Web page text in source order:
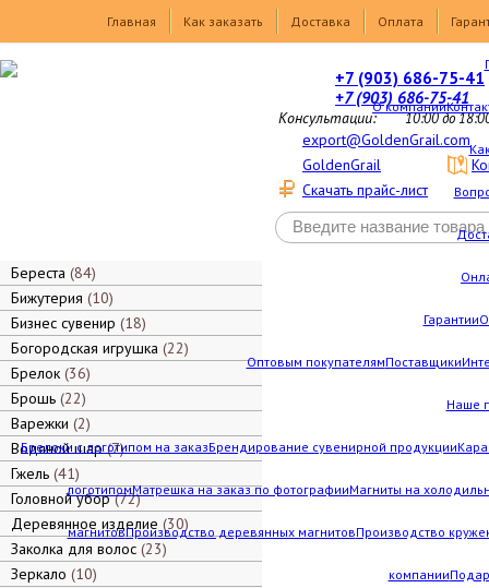
Главная
Как заказать Доставка Оплата
О компании
Гарантии
Оптовым покупателямПоставщики
Наше
Брелоки с логотипом на заказБрендирование сувенирной продукции
логотипомМатрешка на заказ по фотографииМагниты на
магнитовПроизводство деревянных магнитовПроизводство
компании
+7 (903) 686-75-41
+7 (903) 686-75-41
Консультации: 10:00 до
export@GoldenGrail.com
GoldenGrail
Скачать прайс-лист
Береста 84
Бижутерия 10
Бизнес сувенир 18
Богородская игрушка 22
Брелок 36
Брошь 22
Варежки 2
Водяной шар 7
Гжель 41
Головной убор 72
Деревянное изделие 30
Заколка для волос 23
Зеркало 10